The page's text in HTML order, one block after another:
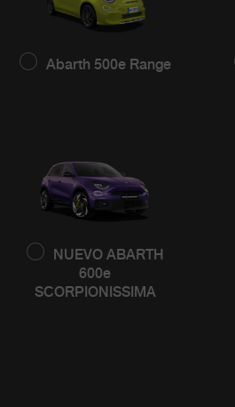
Abarth 500e Range
NUEVO ABARTH
600e
SCORPIONISSIMA